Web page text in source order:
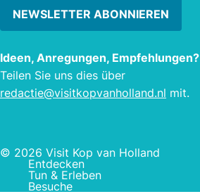
NEWSLETTER ABONNIEREN
Ideen, Anregungen, Empfehlungen?
Teilen Sie uns dies über
redactie@visitkopvanholland.nl mit.
© 2026 Visit Kop van Holland
Entdecken
Tun & Erleben
Besuche